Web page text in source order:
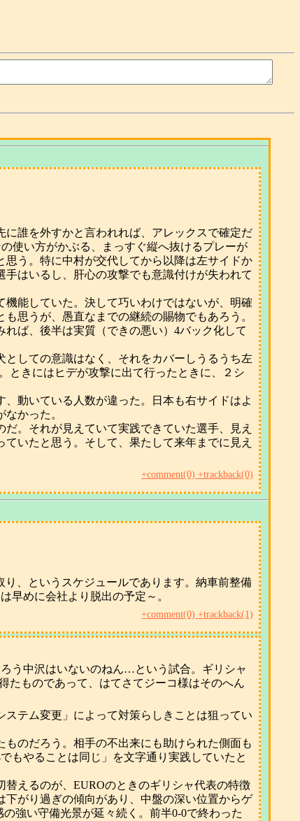
誰を外すかと言われれば、アレックスで確定だ
使い方がかぶる、まっすぐ縦へ抜けるプレーが
う。特に中村が交代してから以降は左サイドか
はいるし、肝心の攻撃でも意識付けが失われて
能していた。決して巧いわけではないが、明確
思うが、愚直なまでの継続の賜物でもあろう。
ば、後半は実質（できの悪い）4バック化して
しての意識はなく、それをカバーしうるうち左
ときにはヒデが攻撃に出て行ったときに、２シ
動いている人数が違った。日本も右サイドはよ
かった。
。それが見えていて実践できていた選手、見え
いたと思う。そして、果たして来年までに見え
+comment(0) +trackback(0)
、というスケジュールであります。納車前整備
早めに会社より脱出の予定～。
+comment(0) +trackback(1)
う中沢はいないのねん…という試合。ギリシャ
たものであって、はてさてジーコ様はそのへん
テム変更」によって対策らしきことは狙ってい
のだろう。相手の不出来にも助けられた側面も
もやることは同じ」を文字通り実践していたと
えるのが、EUROのときのギリシャ代表の特徴
がり過ぎの傾向があり、中盤の深い位置からゲ
強い守備光景が延々続く。前半0-0で終わった